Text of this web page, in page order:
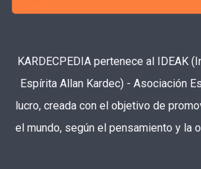
KARDECPEDIA pertenece al IDEAK
Espírita Allan Kardec) - Asociación
lucro, creada con el objetivo de
el mundo, según el pensamiento y la